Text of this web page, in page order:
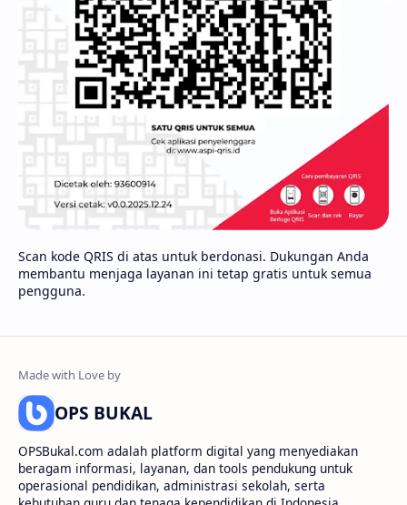
Scan kode QRIS di atas untuk berdonasi. Dukungan Anda
membantu menjaga layanan ini tetap gratis untuk semua
pengguna.
OPS BUKAL
OPSBukal.com adalah platform digital yang menyediakan
beragam informasi, layanan, dan tools pendukung untuk
operasional pendidikan, administrasi sekolah, serta